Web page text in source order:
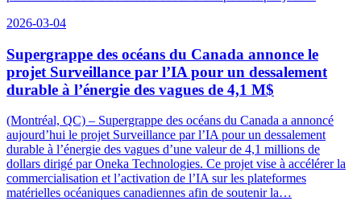
2026-03-04
Supergrappe des océans du Canada annonce le
projet Surveillance par l’IA pour un dessalement
durable à l’énergie des vagues de 4,1 M$
(Montréal, QC) – Supergrappe des océans du Canada a annoncé
aujourd’hui le projet Surveillance par l’IA pour un dessalement
durable à l’énergie des vagues d’une valeur de 4,1 millions de
dollars dirigé par Oneka Technologies. Ce projet vise à accélérer la
commercialisation et l’activation de l’IA sur les plateformes
matérielles océaniques canadiennes afin de soutenir la…